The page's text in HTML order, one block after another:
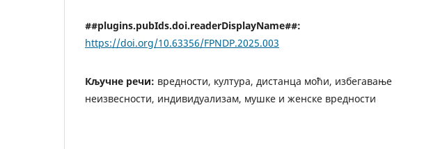
##plugins.pubIds.doi.readerDisplayName##:
https://doi.org/10.63356/FPNDP.2025.003
Кључне речи: вредности, култура, дистанца моћи, избегавање
неизвесности, индивидуализам, мушке и женске вредности